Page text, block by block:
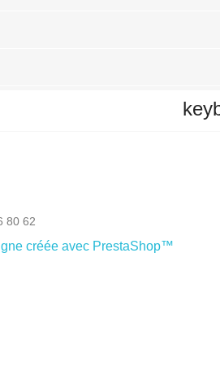
80 62
créée avec PrestaShop™